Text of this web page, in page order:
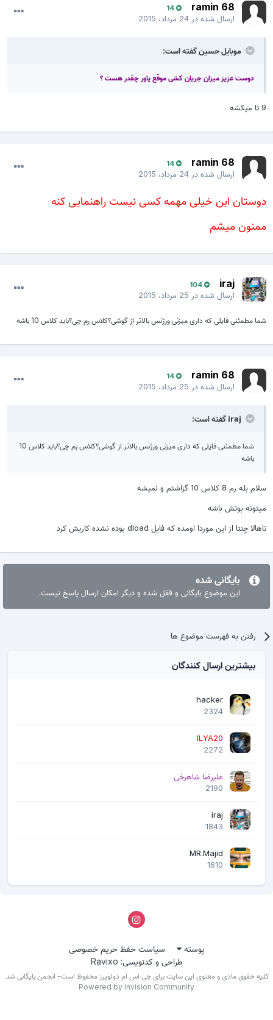
ramin 68
14
ارسال شده در24 مرداد، 2015
موبایل حسین گفته است:
دوست عزیز میزان جریان کشی موقع پاور چقدر هست ؟
ramin 68
14
ارسال شده در24 مرداد، 2015
دوستان این خیلی مهمه کسی نیست راهنمایی کنه
ممنون میشم
iraj
104
ارسال شده در25 مرداد، 2015
شما مطمئنی فایلی که داری میزنی ورژنس بالاتر از گوشی؟کلاس رم چی؟باید کلاس 10 باشه
ramin 68
14
ارسال شده در25 مرداد، 2015
iraj گفته است:
شما مطمئنی فایلی که داری میزنی ورژنس بالاتر از گوشی؟کلاس رم چی؟باید کلاس 10
باشه
سلام بله رم 8 کلاس 10 گزاشتم و نمیشه
میتونه بوتش باشه
تاهالا چنتا از این موردا اومده که فایل dload بوده نشده کاریش کرد
بایگانی شده
این موضوع بایگانی و قفل شده و دیگر امکان ارسال پاسخ نیست.
رفتن به فهرست موضوع ها
بیشترین ارسال کنندگان
hacker
2324
ILYA20
2272
علیرضا شاهرخی
2190
iraj
1843
MR.Majid
1610
پوسته
سیاست حفظ حریم خصوصی
طراحی و کدنویسی: Ravixo
حقوق مادی و معنوی این سایت برای جی اس ام دولوپرز محفوظ است- انجمن بایگانی شد.
Powered by Invision Community